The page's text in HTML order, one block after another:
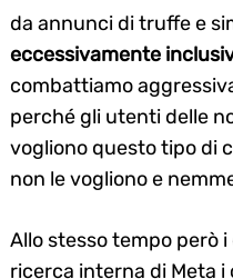
da annunci di truffe e
eccessivamente
combattiamo
perché gli utenti delle
vogliono questo tipo di
non le vogliono e
Allo stesso tempo però
ricerca interna di Meta